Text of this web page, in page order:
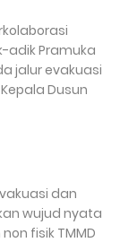
adik Pramuka
jalur evakuasi
Dusun
dan
wujud nyata
fisik TMMD